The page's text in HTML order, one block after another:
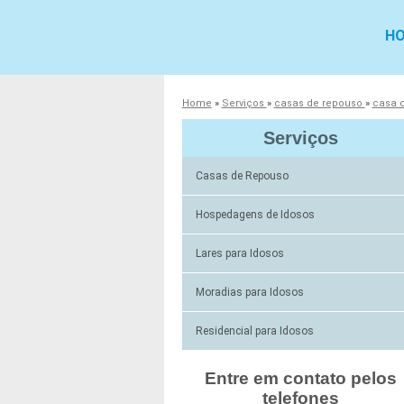
Home » Serviços » casas de repouso » casa
Serviços
Casas de Repouso
Hospedagens de Idosos
Lares para Idosos
Moradias para Idosos
Residencial para Idosos
Entre em contato pelos
telefones